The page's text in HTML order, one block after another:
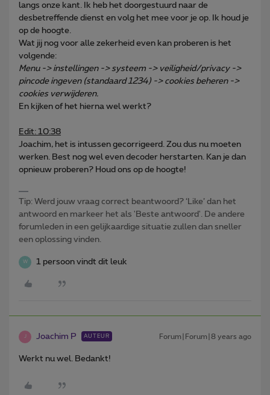
langs onze kant. Ik heb het doorgestuurd naar de
desbetreffende dienst en volg het mee voor je op. Ik houd je
op de hoogte.
Wat jij nog voor alle zekerheid even kan proberen is het
volgende:
Menu -> instellingen -> systeem -> veiligheid/privacy ->
pincode ingeven (standaard 1234) -> cookies beheren ->
cookies verwijderen.
En kijken of het hierna wel werkt?
Edit: 10:38
Joachim, het is intussen gecorrigeerd. Zou dus nu moeten
werken. Best nog wel even decoder herstarten. Kan je dan
opnieuw proberen? Houd ons op de hoogte!
Tip: Werd jouw vraag correct beantwoord? ‘Like’ dan het
antwoord en markeer het als 'Beste antwoord'. De andere
forumleden in een gelijkaardige situatie zullen dan sneller
een oplossing vinden.
W 1 persoon vindt dit leuk
J Joachim P AUTEUR Forum|Forum|8 years ago
Werkt nu wel. Bedankt!